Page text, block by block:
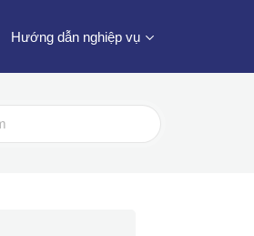
Hướng dẫn nghiệp vụ